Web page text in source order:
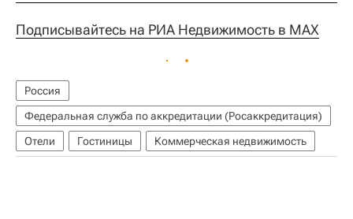
Подписывайтесь на РИА Недвижимость в MAX
Россия
Федеральная служба по аккредитации (Росаккредитация)
Отели
Гостиницы Коммерческая недвижимость